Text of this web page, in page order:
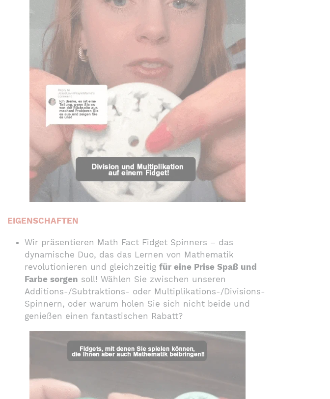
EIGENSCHAFTEN
Wir präsentieren Math Fact Fidget Spinners – das
dynamische Duo, das das Lernen von Mathematik
revolutionieren und gleichzeitig für eine Prise Spaß und
Farbe sorgen soll! Wählen Sie zwischen unseren
Additions-/Subtraktions- oder Multiplikations-/Divisions-
Spinnern, oder warum holen Sie sich nicht beide und
genießen einen fantastischen Rabatt?